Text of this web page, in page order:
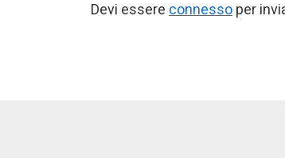
Devi essere connesso per